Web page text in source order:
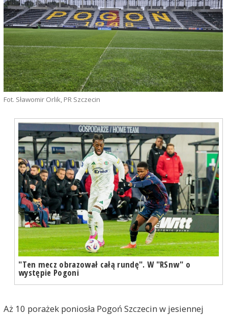
Fot. Sławomir Orlik, PR Szczecin
"Ten mecz obrazował całą rundę". W "RSnw" o
występie Pogoni
Aż 10 porażek poniosła Pogoń Szczecin w jesiennej